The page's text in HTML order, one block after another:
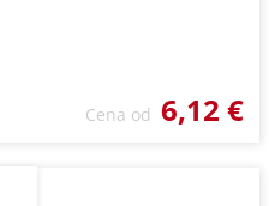
Cena od 6,12 €